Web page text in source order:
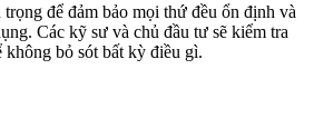
để đảm bảo mọi thứ đều ổn định và
Các kỹ sư và chủ đầu tư sẽ kiểm tra
bỏ sót bất kỳ điều gì.